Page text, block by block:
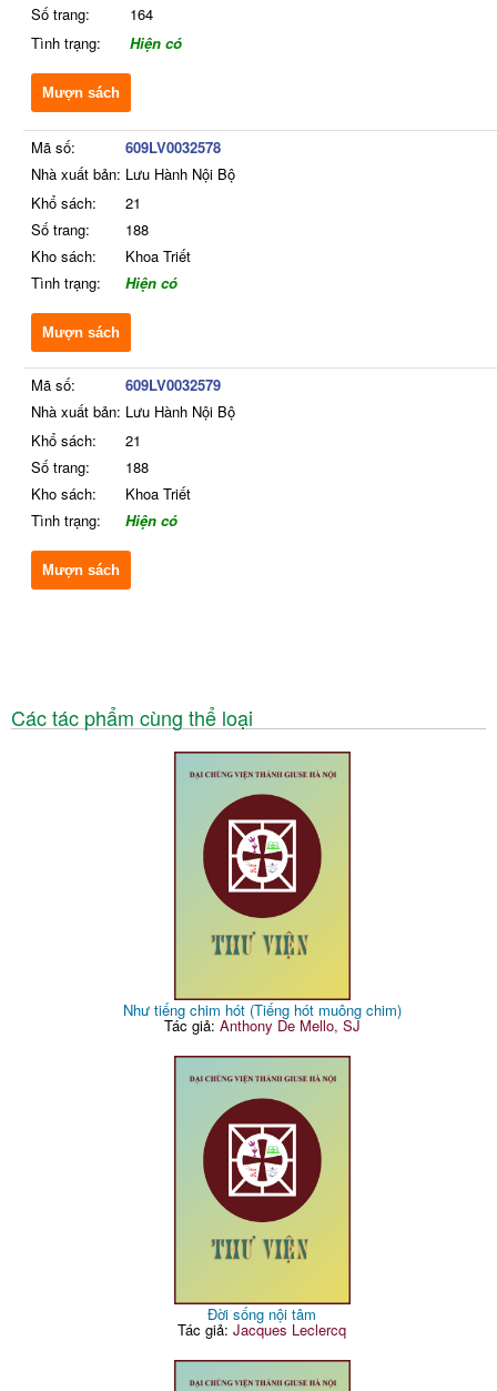
Số trang:
164
Tình trạng:
Hiện có
Mượn sách
Mã số:
609LV0032578
Nhà xuất bản: Lưu Hành Nội Bộ
Khổ sách:
21
Số trang:
188
Kho sách:
Khoa Triết
Tình trạng:
Hiện có
Mượn sách
Mã số:
609LV0032579
Nhà xuất bản: Lưu Hành Nội Bộ
Khổ sách:
21
Số trang:
188
Kho sách:
Khoa Triết
Tình trạng:
Hiện có
Mượn sách
Các tác phẩm cùng thể loại
Như tiếng chim hót (Tiếng hót muông chim)
Tác giả: Anthony De Mello, SJ
Đời sống nội tâm
Tác giả:Jacques Leclercq